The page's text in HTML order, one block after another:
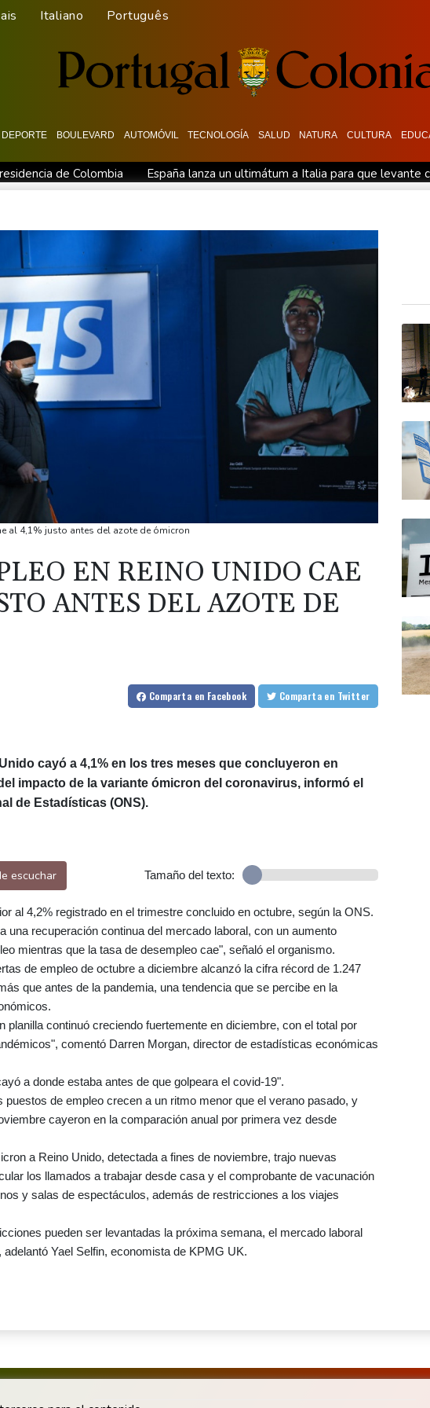
Italiano Português
DEPORTE BOULEVARD AUTOMÓVIL TECNOLOGÍA SALUD NATURA CULTURA
de Colombia
España lanza un ultimátum a Italia para que levante
de defensa en medio de la tensión con Irán
México y Perú restablecen
de Trump sobre la economía
España amenaza a Italia con "medidas" si
al 4,1% justo antes del azote de ómicron
EN REINO UNIDO CAE
ANTES DEL AZOTE DE
Comparta en Facebook Comparta en Twitter
cayó a 4,1% en los tres meses que concluyeron en
impacto de la variante ómicron del coronavirus, informó el
de Estadísticas (ONS).
escuchar Tamaño del texto:
al 4,2% registrado en el trimestre concluido en octubre, según la ONS.
una recuperación continua del mercado laboral, con un aumento
mientras que la tasa de desempleo cae", señaló el organismo.
de empleo de octubre a diciembre alcanzó la cifra récord de 1.247
que antes de la pandemia, una tendencia que se percibe en la
planilla continuó creciendo fuertemente en diciembre, con el total por
comentó Darren Morgan, director de estadísticas económicas
a donde estaba antes de que golpeara el covid-19".
puestos de empleo crecen a un ritmo menor que el verano pasado, y
cayeron en la comparación anual por primera vez desde
a Reino Unido, detectada a fines de noviembre, trajo nuevas
los llamados a trabajar desde casa y el comprobante de vacunación
y salas de espectáculos, además de restricciones a los viajes
pueden ser levantadas la próxima semana, el mercado laboral
Yael Selfin, economista de KPMG UK.